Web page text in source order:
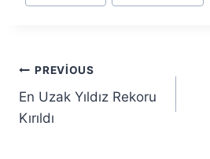
Yazı
gezinmesi
PREVIOUS
En Uzak Yıldız Rekoru
Kırıldı